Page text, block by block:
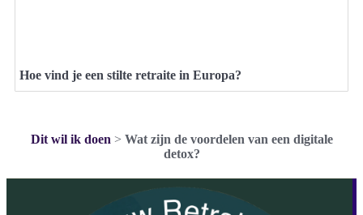
Hoe vind je een stilte retraite in Europa?
Dit wil ik doen > Wat zijn de voordelen van een digitale
detox?